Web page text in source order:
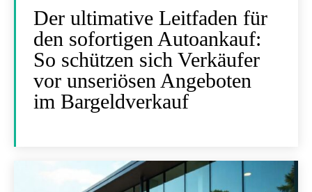
Der ultimative Leitfaden für
den sofortigen Autoankauf:
So schützen sich Verkäufer
vor unseriösen Angeboten
im Bargeldverkauf